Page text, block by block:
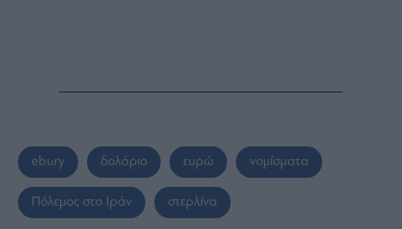
ebury δολάριο ευρώ νομίσματα
Πόλεμος στο Ιράν στερλίνα